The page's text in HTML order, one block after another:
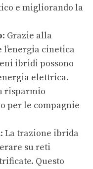
e migliorando la
: Grazie alla
cinetica
ibridi possono
elettrica.
risparmio
per le compagnie
: La trazione ibrida
su reti
Questo